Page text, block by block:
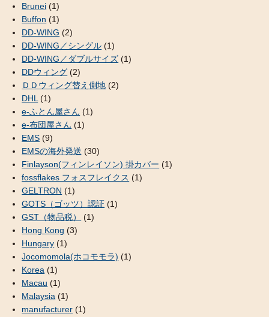
Brunei (1)
Buffon (1)
DD-WING (2)
DD-WING／シングル (1)
DD-WING／ダブルサイズ (1)
DDウィング (2)
ＤＤウィング替え側地 (2)
DHL (1)
e-ふとん屋さん (1)
e-布団屋さん (1)
EMS (9)
EMSの海外発送 (30)
Finlayson(フィンレイソン) 掛カバー (1)
fossflakes フォスフレイクス (1)
GELTRON (1)
GOTS（ゴッツ）認証 (1)
GST（物品税）
(1)
Hong Kong (3)
Hungary (1)
Jocomomola(ホコモモラ) (1)
Korea (1)
Macau (1)
Malaysia (1)
manufacturer (1)